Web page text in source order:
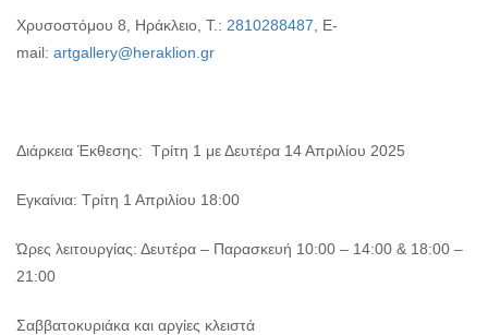
Χρυσοστόμου 8, Ηράκλειο, Τ.: 2810288487 , E-
mail: artgallery@heraklion.gr
Διάρκεια Έκθεσης: Τρίτη 1 με Δευτέρα 14 Απριλίου 2025
Εγκαίνια: Τρίτη 1 Απριλίου 18:00
Ώρες λειτουργίας: Δευτέρα – Παρασκευή 10:00 – 14:00 & 18:00 –
21:00
Σαββατοκυριάκα και αργίες κλειστά